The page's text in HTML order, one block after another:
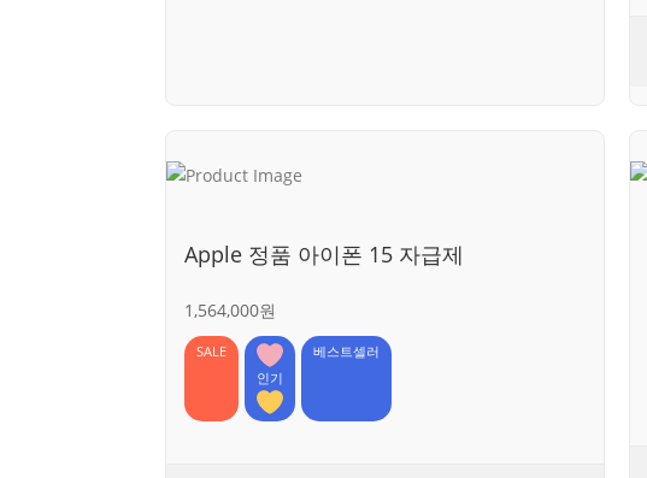
Apple 정품 아이폰 15 자급제
1,564,000원
SALE
인기
베스트셀러